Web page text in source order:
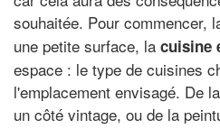
souhaitée. Pour commencer,
une petite surface, la cuisine
espace : le type de cuisines
l'emplacement envisagé. De
un côté vintage, ou de la